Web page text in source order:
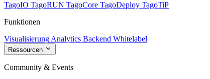
TagoIO TagoRUN TagoCore TagoDeploy TagoTiP
Funktionen
Visualisierung Analytics Backend Whitelabel
Ressourcen
Community & Events